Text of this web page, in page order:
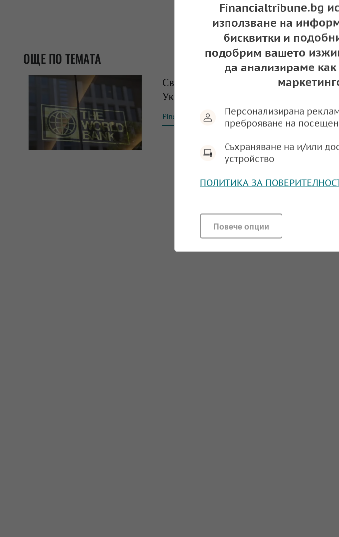
ОЩЕ ПО ТЕМАТА
Световната банка отпуска
Украйна
Financial Tribune
Financialtribune.bg
използване на
бисквитки и
подобрим вашето
да анализираме как
Персонализирана
преброяване на
Съхраняване на и/или
устройство
ПОЛИТИКА ЗА
Повече опции